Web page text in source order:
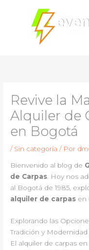
contenido
Revive la
Alquiler de
en Bogotá
/ Sin categoría / Por
Bienvenido al blog de
de Carpas. Hoy nos
al Bogotá de 1985,
alquiler de carpas en
Explorando las
Tradición y Modernidad
El alquiler de carpas